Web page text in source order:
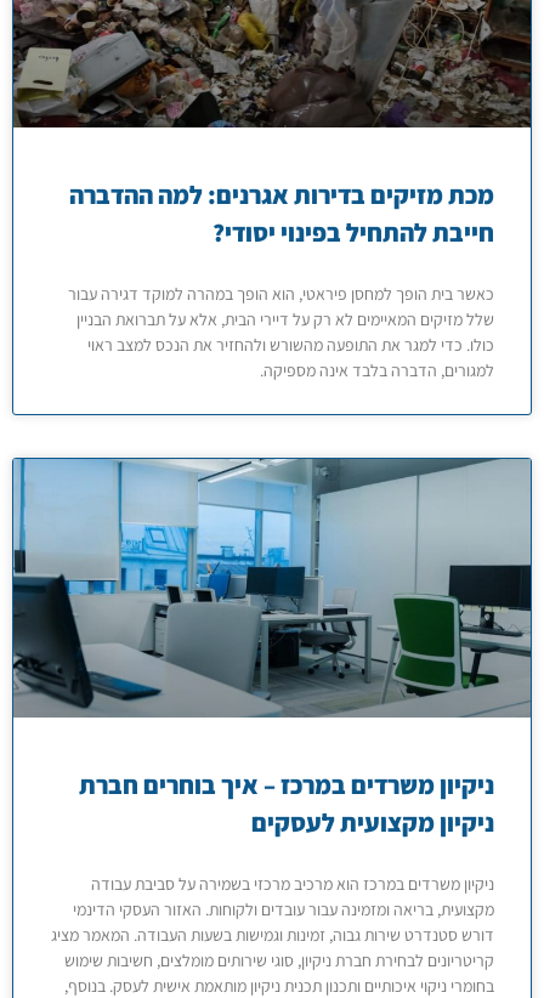
מכת מזיקים בדירות אגרנים: למה ההדברה
חייבת להתחיל בפינוי יסודי?
כאשר בית הופך למחסן פיראטי, הוא הופך במהרה למוקד דגירה עבור
שלל מזיקים המאיימים לא רק על דיירי הבית, אלא על תברואת הבניין
כולו. כדי למגר את התופעה מהשורש ולהחזיר את הנכס למצב ראוי
למגורים, הדברה בלבד אינה מספיקה.
ניקיון משרדים במרכז – איך בוחרים חברת
ניקיון מקצועית לעסקים
ניקיון משרדים במרכז הוא מרכיב מרכזי בשמירה על סביבת עבודה
מקצועית, בריאה ומזמינה עבור עובדים ולקוחות. האזור העסקי הדינמי
דורש סטנדרט שירות גבוה, זמינות וגמישות בשעות העבודה. המאמר מציג
קריטריונים לבחירת חברת ניקיון, סוגי שירותים מומלצים, חשיבות שימוש
בחומרי ניקוי איכותיים ותכנון תכנית ניקיון מותאמת אישית לעסק. בנוסף,